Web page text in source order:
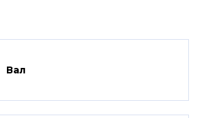
Вал